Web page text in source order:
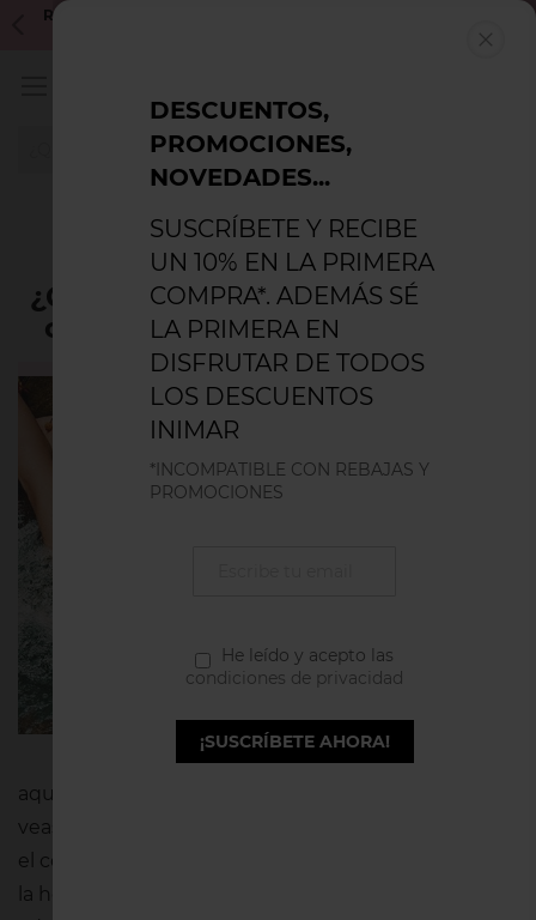
REBAJAS VERANO'26: HASTA 50% DTO. INCOMPATIBLE CON
Inicio
¿Qué bikini debo usar según mi cuerpo? El bikini ideal para tu tipo de
¿Qué bikini debo usar según mi
cuerpo? El bikini ideal para tu
tipo de cuerpo
hemos
es bien
sencilla:
aquellos que te siente bien y con los que mejor te
veas. Eso sí, sabemos que también tienes en cuenta
el color de moda o el estampado de la temporada a
la hora de acercarte a una tienda a comprar. Pero
DESCUENTOS,
PROMOCIONES,
NOVEDADES...
SUSCRÍBETE Y RECIBE
UN 10% EN LA PRIMERA
COMPRA*. ADEMÁS SÉ
LA PRIMERA EN
DISFRUTAR DE TODOS
LOS DESCUENTOS
INIMAR
*INCOMPATIBLE CON REBAJAS Y
PROMOCIONES
He leído y acepto las
condiciones de privacidad
¡SUSCRÍBETE AHORA!